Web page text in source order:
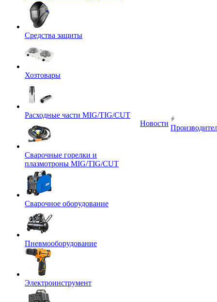
Средства защиты
Хозтовары
Расходные части MIG/TIG/CUT
Сварочные горелки и
плазмотроны MIG/TIG/CUT
Сварочное оборудование
Пневмооборудование
Электроинструмент
Новости